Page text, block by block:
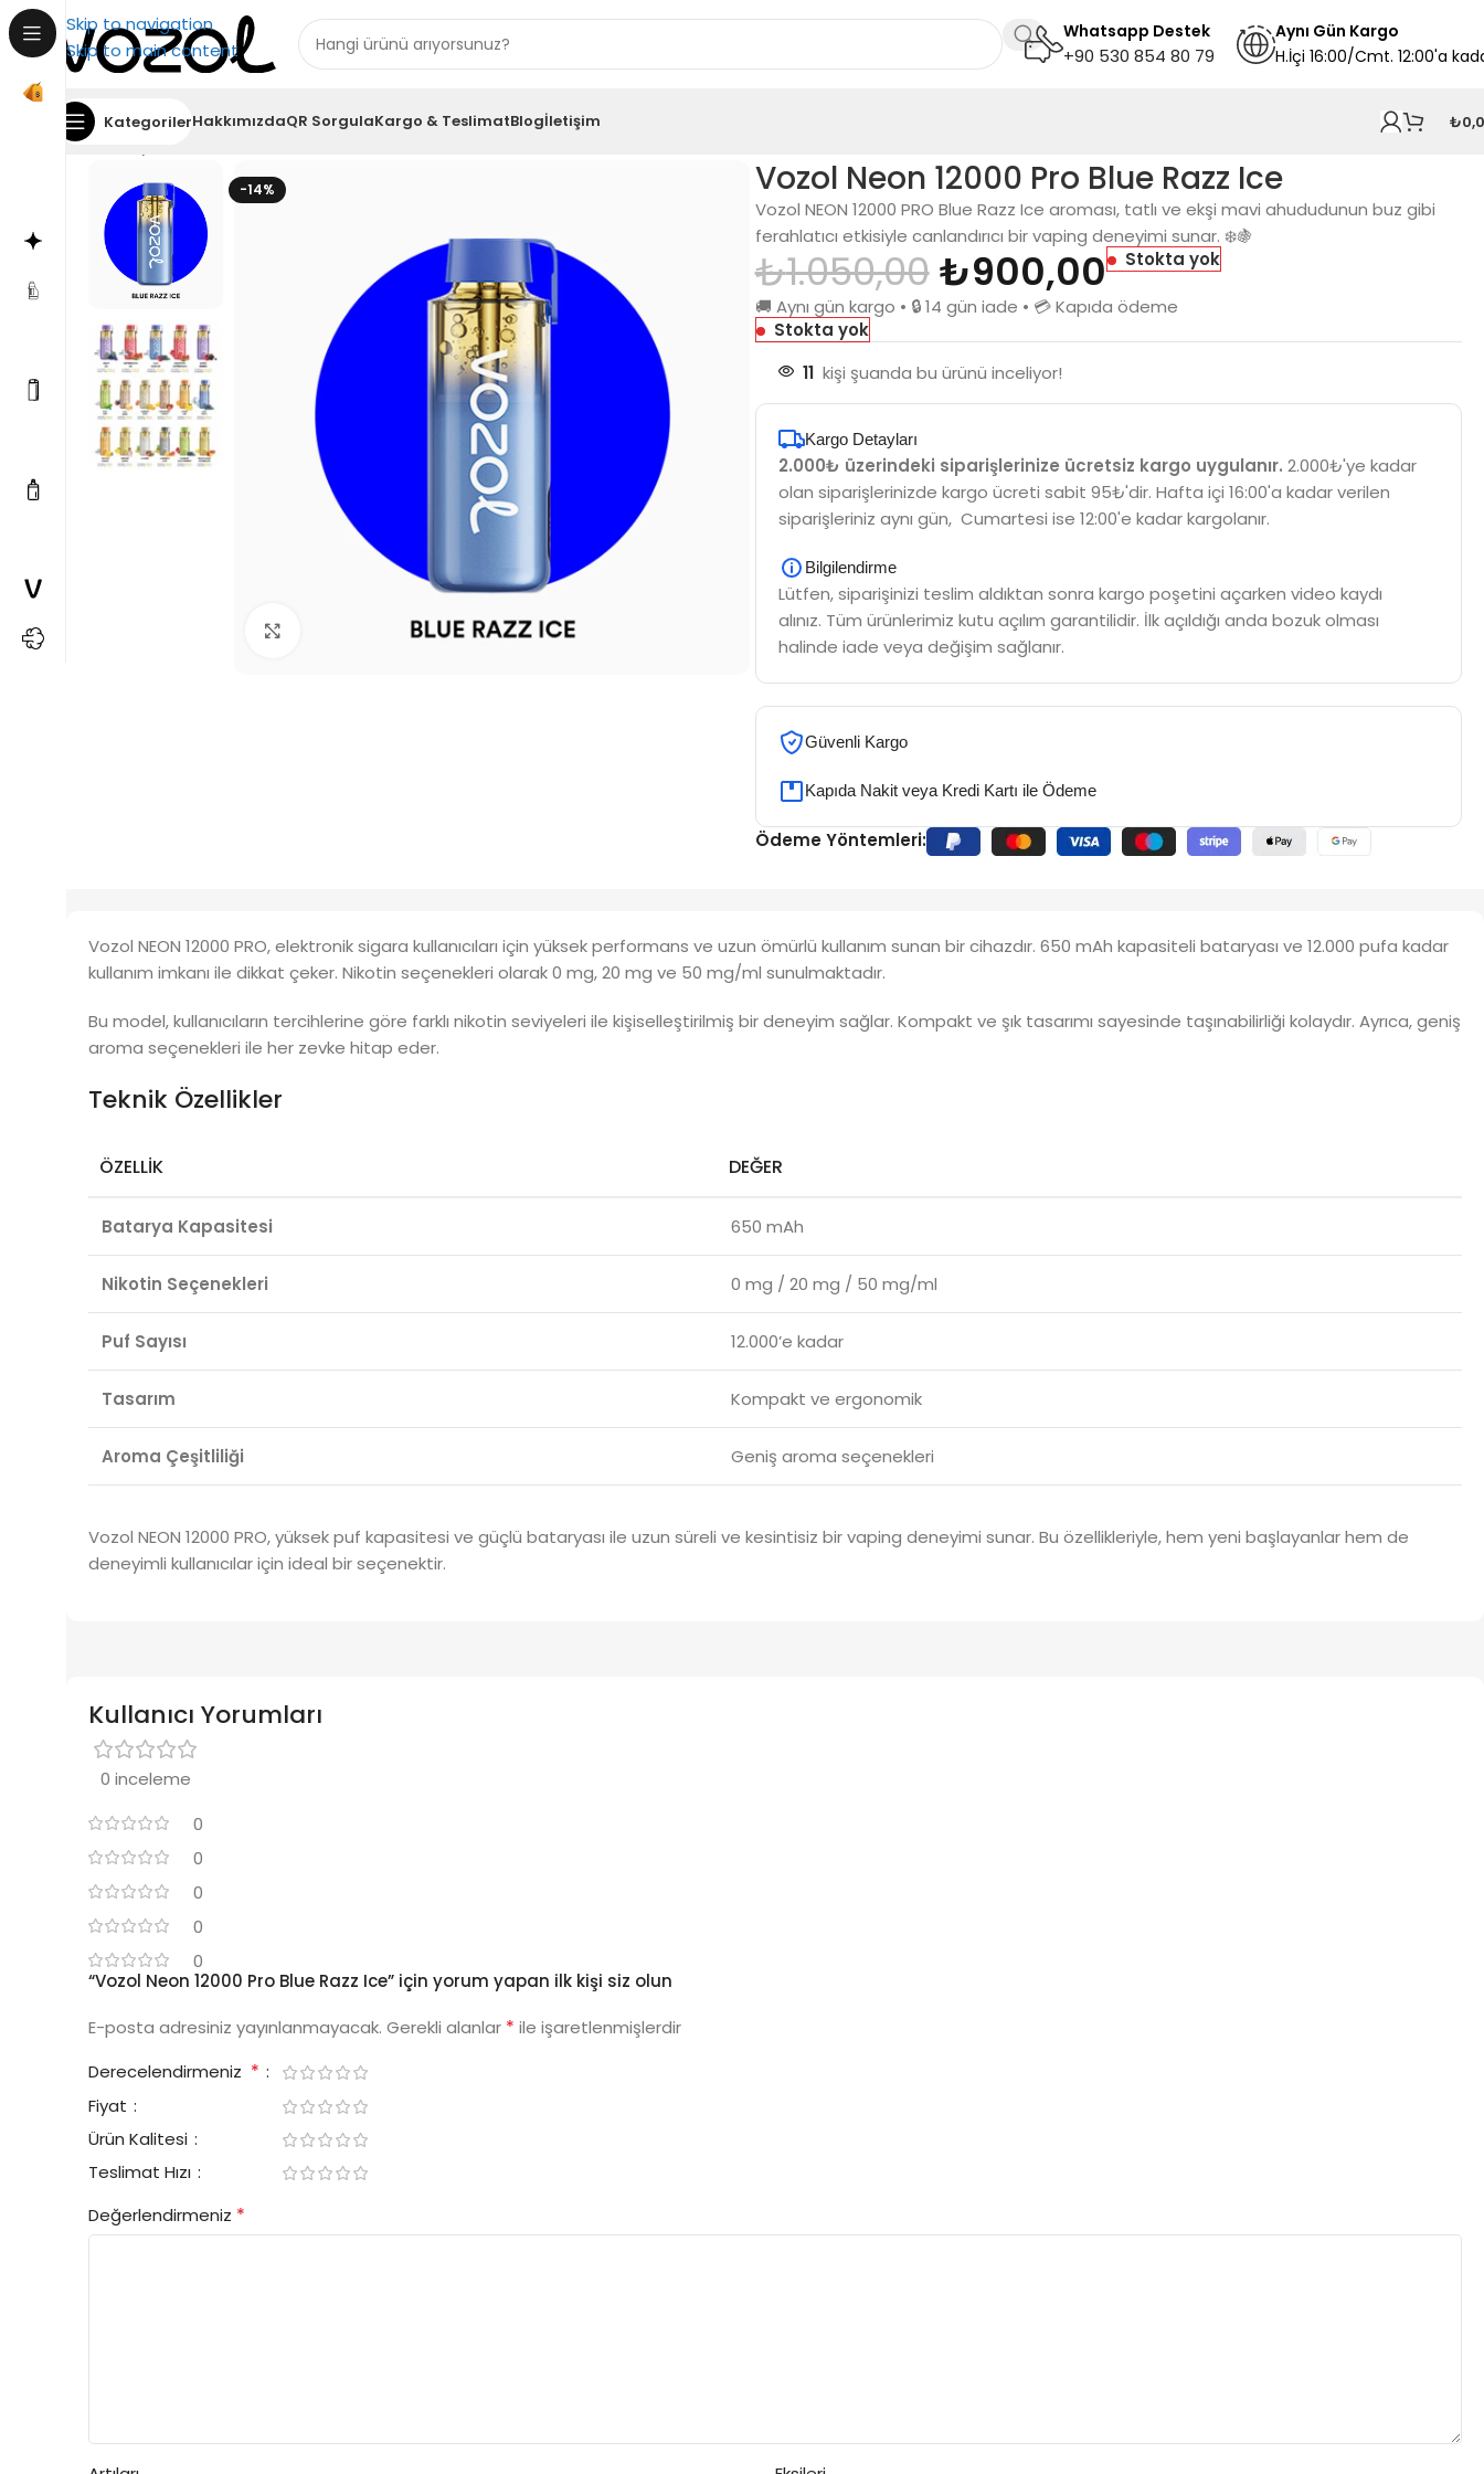
Skip to navigation
Skip to main content
Whatsapp Destek
+90 530 854 80 79
Aynı Gün Kargo
H.İçi 16:00/Cmt. 12:00'a
KategorilerHakkımızdaQR SorgulaKargo & TeslimatBlogİletişim ₺
Ana Sayfa
-14%
Büyütmek için tıkla
Vozol Neon 12000 Pro Blue Razz Ice
Vozol NEON 12000 PRO Blue Razz Ice aroması, tatlı ve ekşi mavi ahududunun buz gibi
ferahlatıcı etkisiyle canlandırıcı bir vaping deneyimi sunar. ❄️🍇
₺1.050,00₺900,00 Stokta yok
🚚 Aynı gün kargo • 🔒 14 gün iade • 💳 Kapıda ödeme
Stokta yok
11 kişi şuanda bu ürünü inceliyor!
Kargo Detayları
2.000₺ üzerindeki siparişlerinize ücretsiz kargo uygulanır. 2.000₺'ye kadar
olan siparişlerinizde kargo ücreti sabit 95₺'dir. Hafta içi 16:00'a kadar verilen
siparişleriniz aynı gün, Cumartesi ise 12:00'e kadar kargolanır.
Bilgilendirme
Lütfen, siparişinizi teslim aldıktan sonra kargo poşetini açarken video kaydı
alınız. Tüm ürünlerimiz kutu açılım garantilidir. İlk açıldığı anda bozuk olması
halinde iade veya değişim sağlanır.
Güvenli Kargo
Kapıda Nakit veya Kredi Kartı ile Ödeme
Ödeme Yöntemleri:
Vozol NEON 12000 PRO, elektronik sigara kullanıcıları için yüksek performans ve uzun ömürlü kullanım sunan bir cihazdır. 650 mAh kapasiteli bataryası ve 12.000 pufa kadar
kullanım imkanı ile dikkat çeker. Nikotin seçenekleri olarak 0 mg, 20 mg ve 50 mg/ml sunulmaktadır.
Bu model, kullanıcıların tercihlerine göre farklı nikotin seviyeleri ile kişiselleştirilmiş bir deneyim sağlar. Kompakt ve şık tasarımı sayesinde taşınabilirliği kolaydır. Ayrıca, geniş
aroma seçenekleri ile her zevke hitap eder.
Teknik Özellikler
ÖZELLIK DEĞER
Batarya Kapasitesi 650 mAh
Nikotin Seçenekleri 0 mg / 20 mg / 50 mg/ml
Puf Sayısı 12.000’e kadar
Tasarım Kompakt ve ergonomik
Aroma Çeşitliliği Geniş aroma seçenekleri
Vozol NEON 12000 PRO, yüksek puf kapasitesi ve güçlü bataryası ile uzun süreli ve kesintisiz bir vaping deneyimi sunar. Bu özellikleriyle, hem yeni başlayanlar hem de
deneyimli kullanıcılar için ideal bir seçenektir.
Kullanıcı Yorumları
0 inceleme
0
0
0
0
0
“Vozol Neon 12000 Pro Blue Razz Ice” için yorum yapan ilk kişi siz olun
E-posta adresiniz yayınlanmayacak. Gerekli alanlar * ile işaretlenmişlerdir
Derecelendirmeniz *
Fiyat
Ürün Kalitesi
Teslimat Hızı
Değerlendirmeniz *